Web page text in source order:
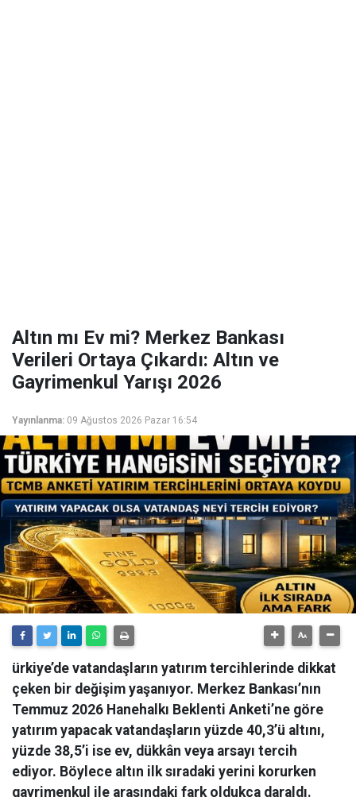
Altın mı Ev mi? Merkez Bankası
Verileri Ortaya Çıkardı: Altın ve
Gayrimenkul Yarışı 2026
Yayınlanma: 09 Ağustos 2026 Pazar 16:54
ürkiye’de vatandaşların yatırım tercihlerinde dikkat
çeken bir değişim yaşanıyor. Merkez Bankası’nın
Temmuz 2026 Hanehalkı Beklenti Anketi’ne göre
yatırım yapacak vatandaşların yüzde 40,3’ü altını,
yüzde 38,5’i ise ev, dükkân veya arsayı tercih
ediyor. Böylece altın ilk sıradaki yerini korurken
gayrimenkul ile arasındaki fark oldukça daraldı.